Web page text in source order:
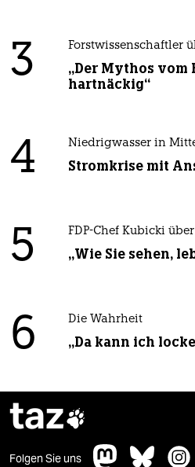
3 Forstwissenschaftler
„Der Mythos
hartnäckig“
4 Niedrigwasser in
Stromkrise mit
5 FDP-Chef Kubicki
„Wie Sie sehen,
6 Die Wahrheit
„Da kann ich
taz
Folgen Sie uns